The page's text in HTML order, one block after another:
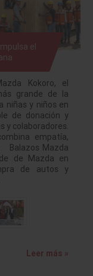
el
Kokoro, el
grande de la
niñas y niños en
de donación y
y colaboradores.
empatía,
Balazos Mazda
de Mazda en
de autos y
Leer más »